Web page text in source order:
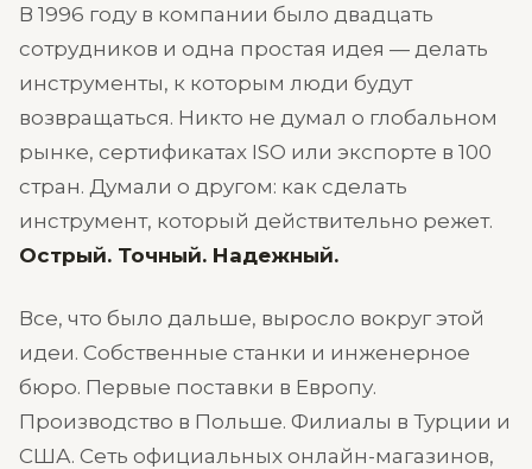
В 1996 году в компании было двадцать
сотрудников и одна простая идея — делать
инструменты, к которым люди будут
возвращаться. Никто не думал о глобальном
рынке, сертификатах ISO или экспорте в 100
стран. Думали о другом: как сделать
инструмент, который действительно режет.
Острый. Точный. Надежный.
Все, что было дальше, выросло вокруг этой
идеи. Собственные станки и инженерное
бюро. Первые поставки в Европу.
Производство в Польше. Филиалы в Турции и
США. Сеть официальных онлайн-магазинов,